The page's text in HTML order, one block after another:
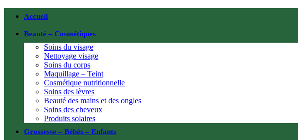
Accueil
Beauté – Cosmétiques
Soins du visage
Nettoyage visage
Soins du corps
Maquillage – Teint
Cosmétique nutritionnelle
Soins des lèvres
Beauté des mains et des ongles
Soins des cheveux
Produits solaires
Grossesse – Bébés – Enfants